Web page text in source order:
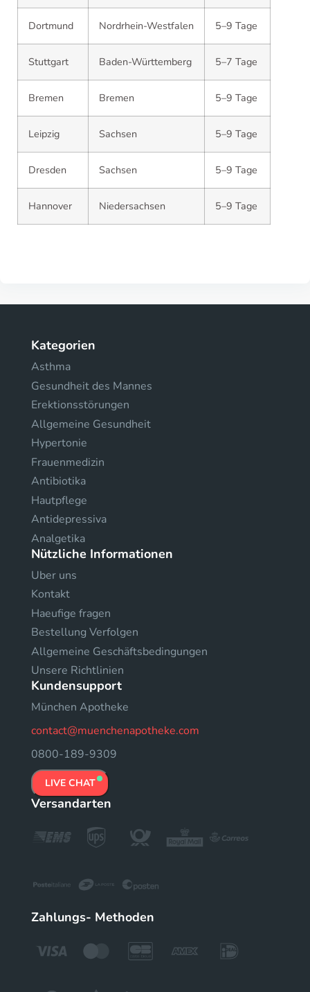
Dortmund Nordrhein-Westfalen 5–9 Tage
Stuttgart Baden-Württemberg 5–7 Tage
Bremen Bremen 5–9 Tage
Leipzig Sachsen 5–9 Tage
Dresden Sachsen 5–9 Tage
Hannover Niedersachsen 5–9 Tage
Kategorien
Asthma
Gesundheit des Mannes
Erektionsstörungen
Allgemeine Gesundheit
Hypertonie
Frauenmedizin
Antibiotika
Hautpflege
Antidepressiva
Analgetika
Nützliche Informationen
Uber uns
Kontakt
Haeufige fragen
Bestellung Verfolgen
Allgemeine Geschäftsbedingungen
Unsere Richtlinien
Kundensupport
München Apotheke
contact@muenchenapotheke.com
0800-189-9309
LIVE CHAT
Versandarten
Zahlungs- Methoden